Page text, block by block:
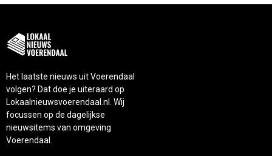
Het laatste nieuws uit Voerendaal
volgen? Dat doe je uiteraard op
Lokaalnieuwsvoerendaal.nl. Wij
focussen op de dagelijkse
nieuwsitems van omgeving
Voerendaal.